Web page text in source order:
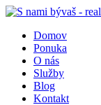
Domov
Ponuka
O nás
Služby
Blog
Kontakt